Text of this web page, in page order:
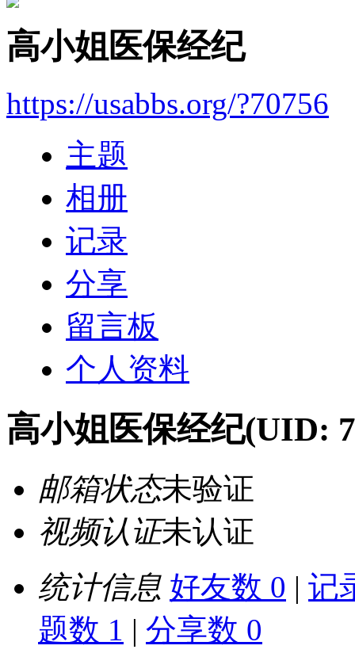
高小姐医保经纪
https://usabbs.org/?70756
主题
相册
记录
分享
留言板
个人资料
高小姐医保经纪(UID:
邮箱状态未验证
视频认证未认证
统计信息 好友数 0 | 记
题数 1 | 分享数 0